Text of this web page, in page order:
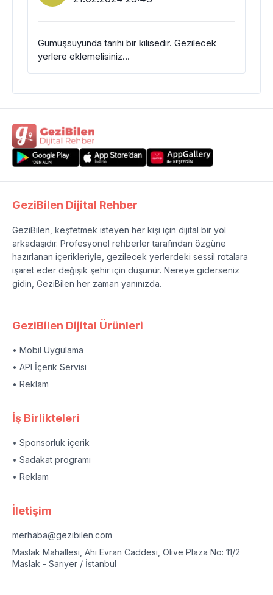
Gümüşsuyunda tarihi bir kilisedir. Gezilecek
yerlere eklemelisiniz…
GeziBilen Dijital Rehber
GeziBilen, keşfetmek isteyen her kişi için dijital bir yol
arkadaşıdır. Profesyonel rehberler tarafından özgüne
hazırlanan içerikleriyle, gezilecek yerlerdeki sessil rotalara
işaret eder değişik şehir için düşünür. Nereye giderseniz
gidin, GeziBilen her zaman yanınızda.
GeziBilen Dijital Ürünleri
• Mobil Uygulama
• API İçerik Servisi
• Reklam
İş Birlikteleri
• Sponsorluk içerik
• Sadakat programı
• Reklam
İletişim
merhaba@gezibilen.com
Maslak Mahallesi, Ahi Evran Caddesi, Olive Plaza No: 11/2
Maslak - Sarıyer / İstanbul